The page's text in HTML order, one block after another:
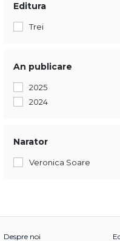
Editura
Trei
An publicare
2025
2024
Narator
Veronica Soare
Despre noi